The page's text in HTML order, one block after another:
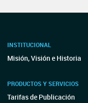
INSTITUCIONAL
Misión, Visión e Historia
PRODUCTOS Y SERVICIOS
Tarifas de Publicación